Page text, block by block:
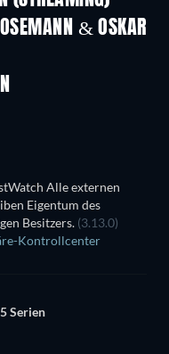
& OSKAR
Alle externen
Eigentum des
Besitzers. (3.13.0)
Kontrollcenter
Serien